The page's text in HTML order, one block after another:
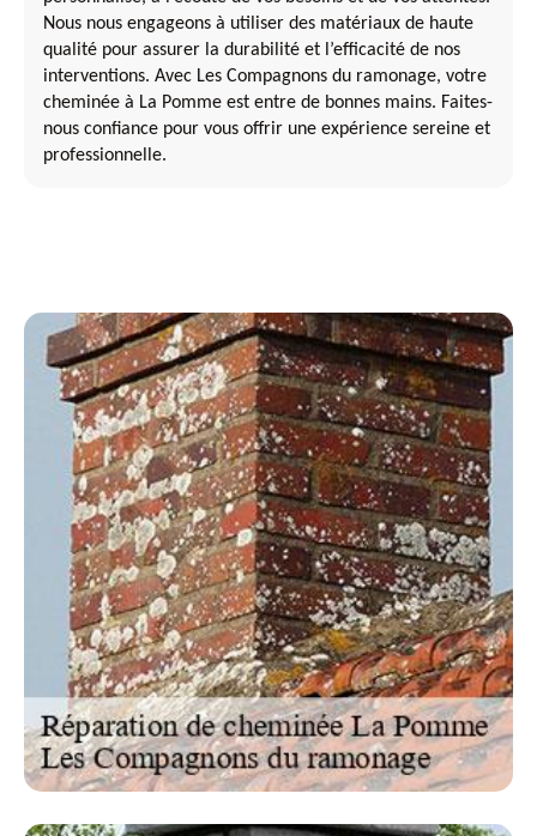
Nous nous engageons à utiliser des matériaux de haute
qualité pour assurer la durabilité et l’efficacité de nos
interventions. Avec Les Compagnons du ramonage, votre
cheminée à La Pomme est entre de bonnes mains. Faites-
nous confiance pour vous offrir une expérience sereine et
professionnelle.